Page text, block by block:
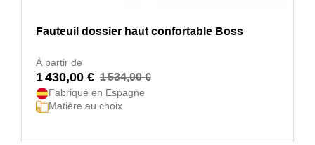
Fauteuil dossier haut confortable Boss
À partir de
1 430,00 € 1 534,00 €
Fabriqué en Espagne
Matière au choix